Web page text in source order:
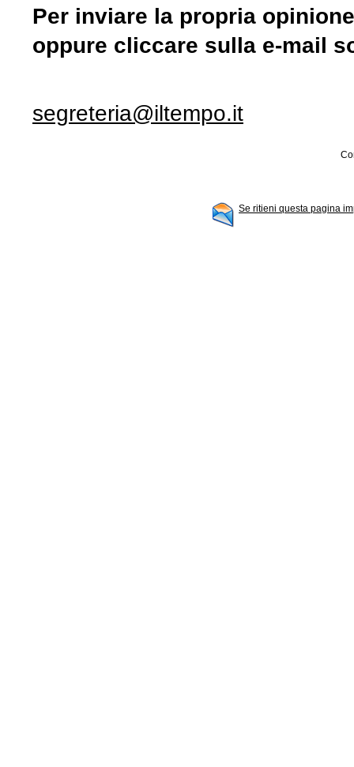
Per inviare la propria
oppure cliccare sulla e-mail
segreteria@iltempo.it
Se ritieni questa pagina